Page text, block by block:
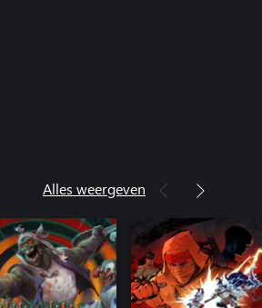
Alles weergeven